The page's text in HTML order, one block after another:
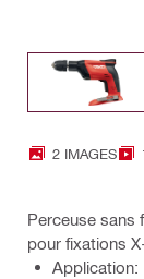
2 IMAGES
Perceuse sans
pour fixations
Application: